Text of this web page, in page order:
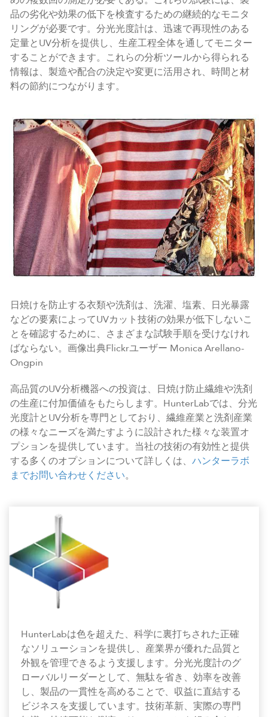
品の劣化や効果の低下を検査するための継続的なモニタ
リングが必要です。分光光度計は、迅速で再現性のある
定量とUV分析を提供し、生産工程全体を通してモニター
することができます。これらの分析ツールから得られる
情報は、製造や配合の決定や変更に活用され、時間と材
料の節約につながります。
日焼けを防止する衣類や洗剤は、洗濯、塩素、日光暴露
などの要素によってUVカット技術の効果が低下しないこ
とを確認するために、さまざまな試験手順を受けなけれ
ばならない。画像出典Flickrユーザー Monica Arellano-
Ongpin
高品質のUV分析機器への投資は、日焼け防止繊維や洗剤
の生産に付加価値をもたらします。HunterLabでは、分光
光度計とUV分析を専門としており、繊維産業と洗剤産業
の様々なニーズを満たすように設計された様々な装置オ
プションを提供しています。当社の技術の有効性と提供
する多くのオプションについて詳しくは、 ハンターラボ
までお問い合わせください。
HunterLabは色を超えた、科学に裏打ちされた正確
なソリューションを提供し、産業界が優れた品質と
外観を管理できるよう支援します。分光光度計のグ
ローバルリーダーとして、無駄を省き、効率を改善
し、製品の一貫性を高めることで、収益に直結する
ビジネスを支援しています。技術革新、実際の専門